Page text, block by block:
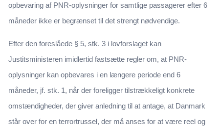
opbevaring af PNR-oplysninger for samtlige passagerer efter 6
måneder ikke er begrænset til det strengt nødvendige.
Efter den foreslåede § 5, stk. 3 i lovforslaget kan
Justitsministeren imidlertid fastsætte regler om, at PNR-
oplysninger kan opbevares i en længere periode end 6
måneder, jf. stk. 1, når der foreligger tilstrækkeligt konkrete
omstændigheder, der giver anledning til at antage, at Danmark
står over for en terrortrussel, der må anses for at være reel og